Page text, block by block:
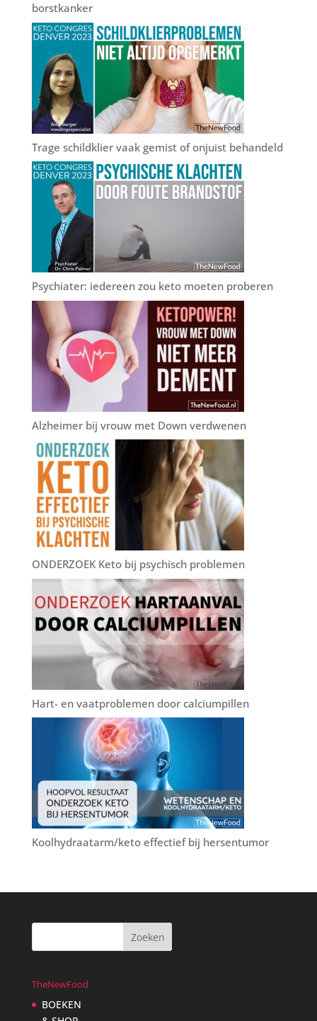
borstkanker
Trage schildklier vaak gemist of onjuist behandeld
Psychiater: iedereen zou keto moeten proberen
Alzheimer bij vrouw met Down verdwenen
ONDERZOEK Keto bij psychisch problemen
Hart- en vaatproblemen door calciumpillen
Koolhydraatarm/keto effectief bij hersentumor
TheNewFood
BOEKEN